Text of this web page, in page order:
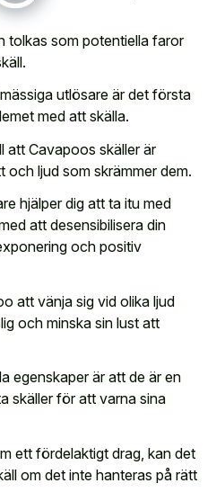
tolkas som potentiella faror
utlösare är det första
med att skälla.
att Cavapoos skäller är
och ljud som skrämmer dem.
hjälper dig att ta itu med
att desensibilisera din
och positiv
att vänja sig vid olika ljud
och minska sin lust att
egenskaper är att de är en
skäller för att varna sina
ett fördelaktigt drag, kan det
om det inte hanteras på rätt